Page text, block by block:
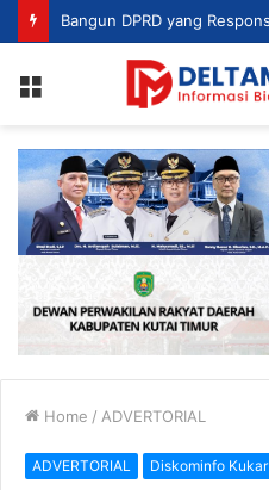
Home / ADVERTORIAL
ADVERTORIAL Diskominfo Kukar